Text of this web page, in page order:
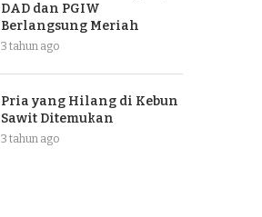
DAD dan PGIW
Berlangsung Meriah
3 tahun ago
Pria yang Hilang di Kebun
Sawit Ditemukan
3 tahun ago